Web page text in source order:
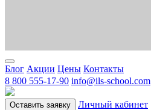
Блог Акции Цены Контакты
8 800 555-17-90 info@ils-school.com
Оставить заявку Личный кабинет